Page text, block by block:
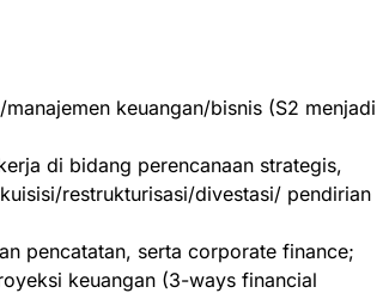
keuangan/bisnis (S2 menjadi
di bidang perencanaan strategis,
restrukturisasi/divestasi/ pendirian
pencatatan, serta corporate finance;
keuangan (3-ways financial